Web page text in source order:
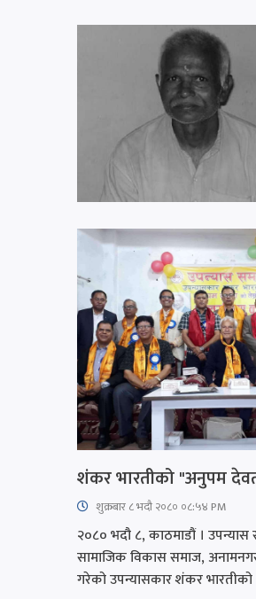
शंकर भारतीको "अनुपम
शुक्रबार​ ८ भदौ २०८० ०८:५४ PM
२०८० भदौ ८, काठमाडौं ।
सामाजिक विकास समाज,
गरेको उपन्यासकार शंकर